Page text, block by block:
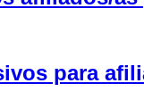
para